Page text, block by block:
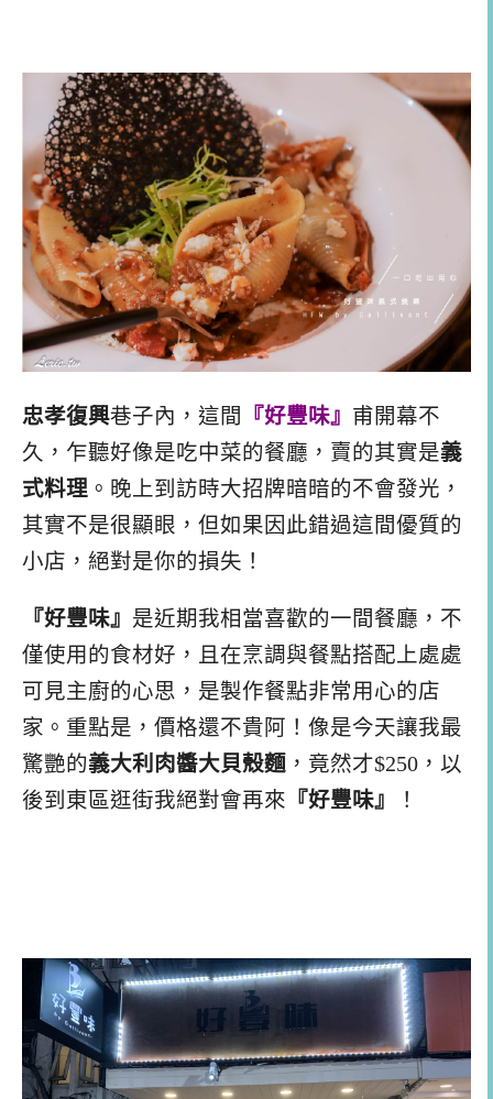
忠孝復興巷子內，這間 『好豐味』 甫開幕不
久，乍聽好像是吃中菜的餐廳，賣的其實是義
式料理 。晚上到訪時大招牌暗暗的不會發光，
其實不是很顯眼，但如果因此錯過這間優質的
小店，絕對是你的損失！
『好豐味』 是近期我相當喜歡的一間餐廳，不
僅使用的食材好，且在烹調與餐點搭配上處處
可見主廚的心思，是製作餐點非常用心的店
家。重點是，價格還不貴阿！像是今天讓我最
驚艷的義大利肉醬大貝殼麵 ，竟然才$250，以
後到東區逛街我絕對會再來 『好豐味』 ！